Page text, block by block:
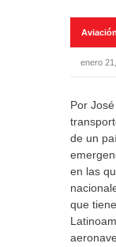
enero
Por
de un
en las
que